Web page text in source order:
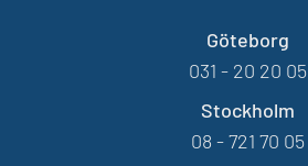
Göteborg
031 - 20 20 05
Stockholm
08 - 721 70 05